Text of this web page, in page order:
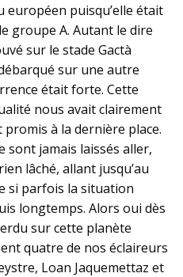
puisqu’elle était
groupe A. Autant le dire
sur le stade Gactà
sur une autre
était forte. Cette
nous avait clairement
à la dernière place.
sont jamais laissés aller,
lâché, allant jusqu’au
si parfois la situation
longtemps. Alors oui dès
sur cette planète
quatre de nos éclaireurs
Loan Jaquemettaz et